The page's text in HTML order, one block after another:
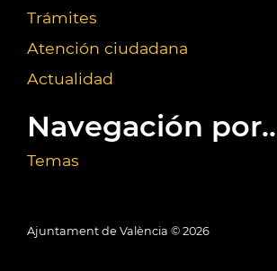
Trámites
Atención ciudadana
Actualidad
Navegación
Temas
Ajuntament de València © 2026